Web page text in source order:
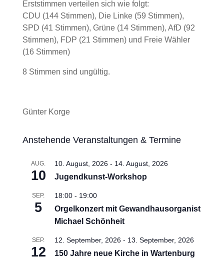
Erststimmen verteilen sich wie folgt:
CDU (144 Stimmen), Die Linke (59 Stimmen),
SPD (41 Stimmen), Grüne (14 Stimmen), AfD (92
Stimmen), FDP (21 Stimmen) und Freie Wähler
(16 Stimmen)
8 Stimmen sind ungültig.
Günter Korge
Anstehende Veranstaltungen & Termine
AUG.
10
10. August, 2026- 14. August, 2026
Jugendkunst-Workshop
SEP.
5
18:00- 19:00
Orgelkonzert mit Gewandhausorganist
Michael Schönheit
SEP.
12
12. September, 2026- 13. September, 2026
150 Jahre neue Kirche in Wartenburg